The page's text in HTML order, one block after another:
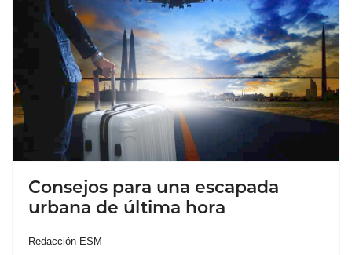
Consejos para una escapada
urbana de última hora
Redacción ESM